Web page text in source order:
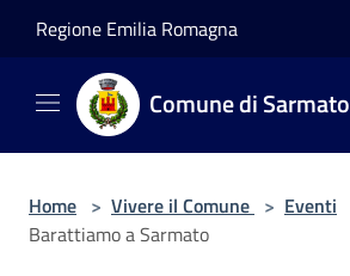
Regione Emilia Romagna
Comune di Sarmato
Home > Vivere il Comune > Eventi
Barattiamo a Sarmato